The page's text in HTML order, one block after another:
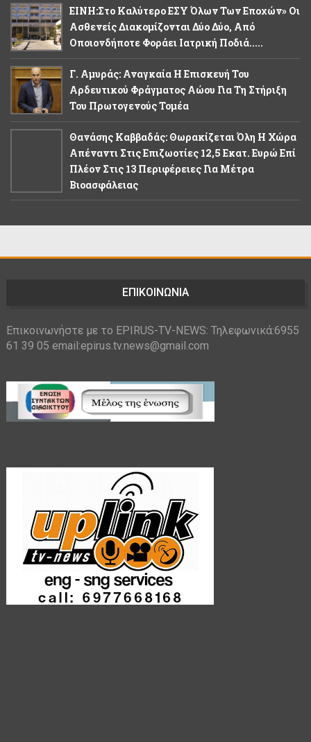
ΕΙΝΗ:Στο Καλύτερο ΕΣΥ Όλων Των Εποχών» Οι
Ασθενείς Διακομίζονται Δύο Δύο, Από
Οποιονδήποτε Φοράει Ιατρική Ποδιά.....
Γ. Αμυράς: Αναγκαία Η Επισκευή Του
Αρδευτικού Φράγματος Αώου Για Τη Στήριξη
Του Πρωτογενούς Τομέα
Θανάσης Καββαδάς: Θωρακίζεται Όλη Η Χώρα
Απέναντι Στις Επιζωοτίες 12,5 Εκατ. Ευρώ Επί
Πλέον Στις 13 Περιφέρειες Για Μέτρα
Βιοασφάλειας
ΕΠΙΚΟΙΝΩΝΙΑ
Επικοινωνήστε με το EPIRUS-TV-NEWS: Τηλεφωνικά:6955
61 39 05 email:epirus.tv.news@gmail.com